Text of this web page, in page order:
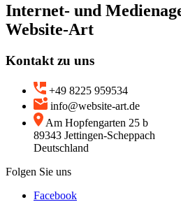
Internet- und
Website-Art
Kontakt zu uns
+49 8225 959534
info@website-art.de
Am Hopfengarten 25 b
89343 Jettingen-Scheppach
Deutschland
Folgen Sie uns
Facebook